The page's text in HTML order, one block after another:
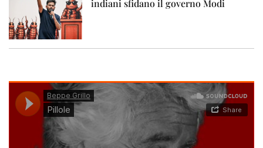
indiani sfidano il governo Modi